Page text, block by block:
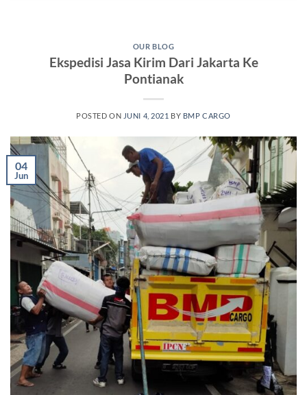
OUR BLOG
Ekspedisi Jasa Kirim Dari Jakarta Ke
Pontianak
POSTED ON JUNI 4, 2021 BY BMP CARGO
04
Jun